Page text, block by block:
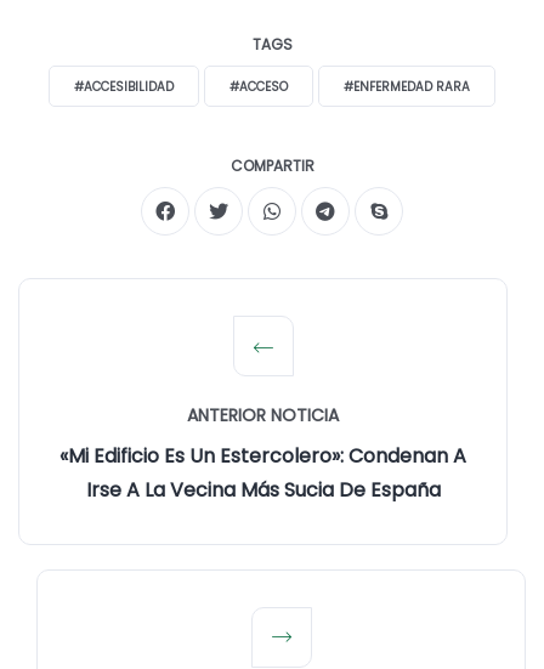
TAGS
#ACCESIBILIDAD #ACCESO #ENFERMEDAD RARA
COMPARTIR
ANTERIOR NOTICIA
«Mi Edificio Es Un Estercolero»: Condenan A
Irse A La Vecina Más Sucia De España